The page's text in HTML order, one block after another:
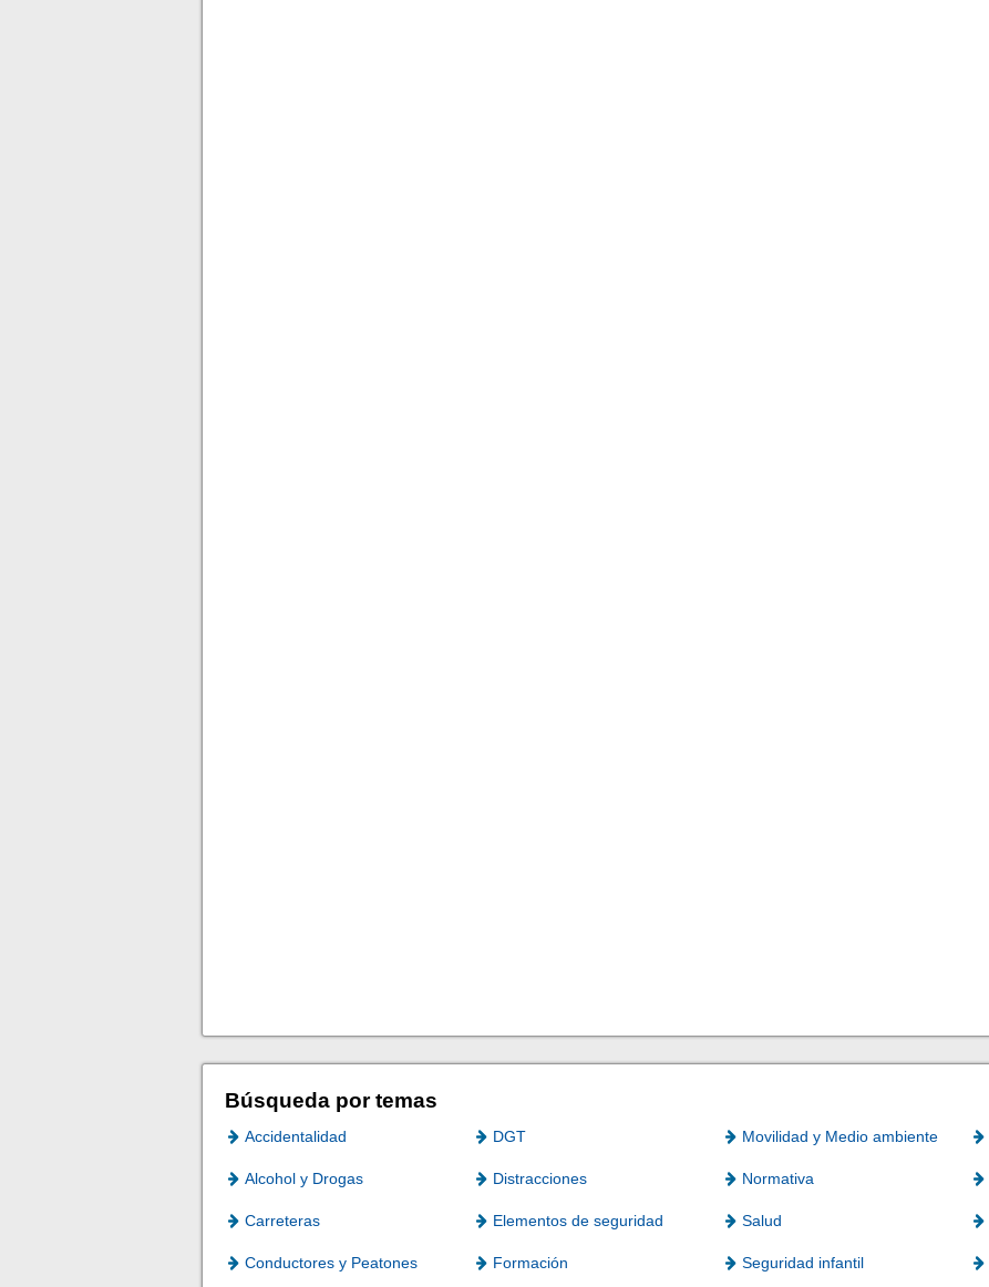
Búsqueda por temas
Accidentalidad DGT Movilidad y Medio ambiente
Alcohol y Drogas Distracciones Normativa
Carreteras Elementos de seguridad Salud
Conductores y Peatones Formación Seguridad infantil